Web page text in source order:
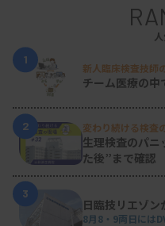
1
新人臨床検査技師
チーム医療の中
2 変わり続ける検
生理検査のパ
た後”まで確認
3
日臨技リエゾ
8月8・9両日には